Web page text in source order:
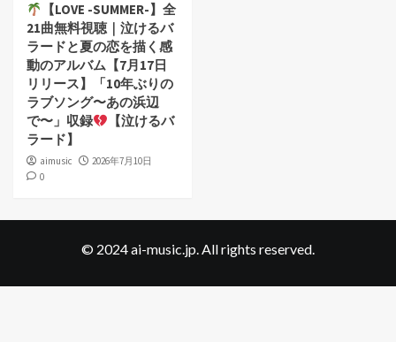
【LOVE -SUMMER-】全
21曲無料視聴｜泣けるバ
ラードと夏の恋を描く感
動のアルバム【7月17日
リリース】「10年ぶりの
ラブソング〜あの浜辺
で〜」収録
【泣けるバ
ラード】
aimusic
2026年7月10日
0
© 2024 ai-music.jp. All rights reserved.